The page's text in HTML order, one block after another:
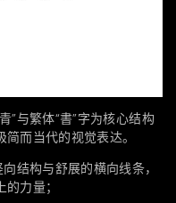
”与繁体“書”字为核心结构
而当代的视觉表达。
结构与舒展的横向线条，
力量；